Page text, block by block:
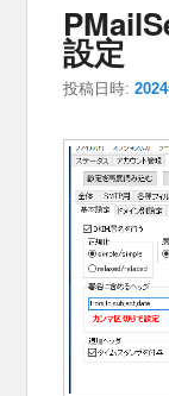
設定
投稿日時: